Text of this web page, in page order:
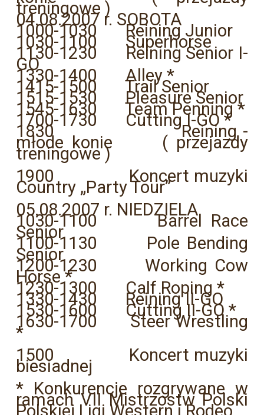
treningowe )
04.08.2007 r. SOBOTA
1000-1030 Reining Junior
1030-1100 Superhorse
1130-1230 Reining Senior I-
GO
1330-1400 Alley *
1415-1500 Trail Senior
1515-1530 Pleasure Senior
1545-1630 Team Penning *
1700-1730 Cutting I-GO *
1830 Reining -
młode konie ( przejazdy
treningowe )
1900 Koncert muzyki
Country „Party Tour”
05.08.2007 r. NIEDZIELA
1030-1100 Barrel Race
Senior
1100-1130 Pole Bending
Senior
1200-1230 Working Cow
Horse *
1230-1300 Calf Roping *
1330-1430 Reining II-GO
1530-1600 Cutting II-GO *
1630-1700 Steer Wrestling
*
1500 Koncert muzyki
biesiadnej
* Konkurencje rozgrywane w
ramach VII Mistrzostw Polski